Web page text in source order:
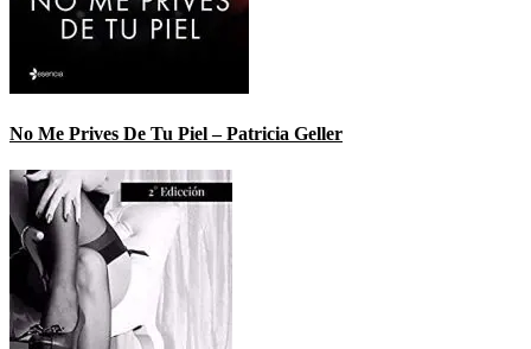
No Me Prives De Tu Piel – Patricia Geller